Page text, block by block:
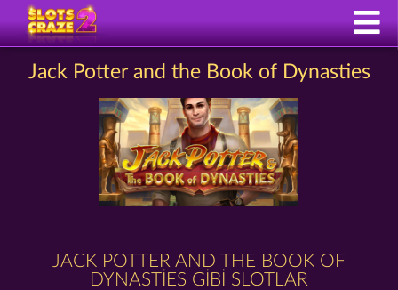
Jack Potter and the Book of Dynasties
JACK POTTER AND THE BOOK OF
DYNASTIES GIBI SLOTLAR